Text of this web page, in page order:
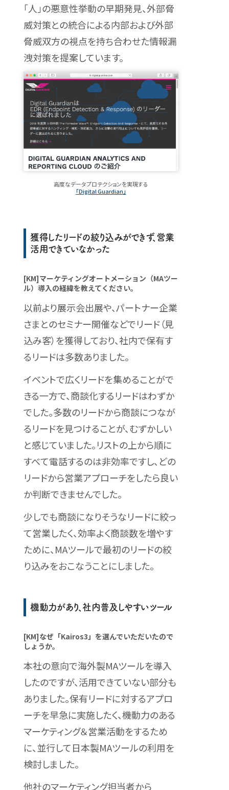
「人」の悪意性挙動の早期発見、外部脅
威対策との統合による内部および外部
脅威双方の視点を持ち合わせた情報漏
洩対策を提案しています。
高度なデータプロテクションを実現する
「Digital Guardian」
獲得したリードの絞り込みができず、営業
活用できていなかった
[KM]マーケティングオートメーション（MAツー
ル）導入の経緯を教えてください。
以前より展示会出展や、パートナー企業
さまとのセミナー開催などでリード（見
込み客）を獲得しており、社内で保有す
るリードは多数ありました。
イベントで広くリードを集めることがで
きる一方で、商談化するリードはわずか
でした。多数のリードから商談につなが
るリードを見つけることが、むずかしい
と感じていました。リストの上から順に
すべて電話するのは非効率ですし、どの
リードから営業アプローチをしたら良い
か判断できませんでした。
少しでも商談になりそうなリードに絞っ
て営業したく、効率よく商談数を増やす
ために、MAツールで最初のリードの絞
り込みをおこなうことにしました。
機動力があり、社内普及しやすいツール
[KM]なぜ「Kairos3」を選んでいただいたので
しょうか。
本社の意向で海外製MAツールを導入
したのですが、活用できていない部分も
ありました。保有リードに対するアプロ
ーチを早急に実施したく、機動力のある
マーケティング＆営業活動をするため
に、並行して日本製MAツールの利用を
検討しました。
他社のマーケティング担当者から